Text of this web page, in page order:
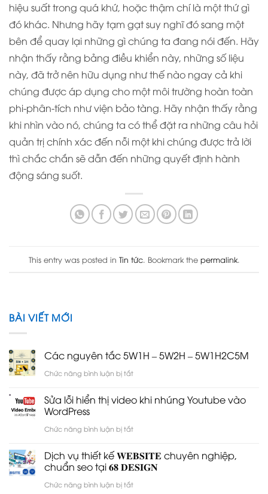
hiệu suất trong quá khứ, hoặc thậm chí là một thứ gì
đó khác. Nhưng hãy tạm gạt suy nghĩ đó sang một
bên để quay lại những gì chúng ta đang nói đến. Hãy
nhận thấy rằng bảng điều khiển này, những số liệu
này, đã trở nên hữu dụng như thế nào ngay cả khi
chúng được áp dụng cho một môi trường hoàn toàn
phi-phân-tích như viện bảo tàng. Hãy nhận thấy rằng
khi nhìn vào nó, chúng ta có thể đặt ra những câu hỏi
quản trị chính xác đến nỗi một khi chúng được trả lời
thì chắc chắn sẽ dẫn đến những quyết định hành
động sáng suốt.
This entry was posted in Tin tức. Bookmark the permalink.
BÀI VIẾT MỚI
Các nguyên tắc 5W1H – 5W2H – 5W1H2C5M
Chức năng bình luận bị tắtở
nguyên
–
5W2H
Sửa lỗi hiển thị video khi nhúng Youtube vào
WordPress
Chức năng bình luận bị tắtở
lỗi
Dịch vụ thiết kế 𝐖𝐄𝐁𝐒𝐈𝐓𝐄 chuyên nghiệp,
chuẩn seo tại 𝟔𝟖 𝐃𝐄𝐒𝐈𝐆𝐍
Chức năng bình luận bị tắtở